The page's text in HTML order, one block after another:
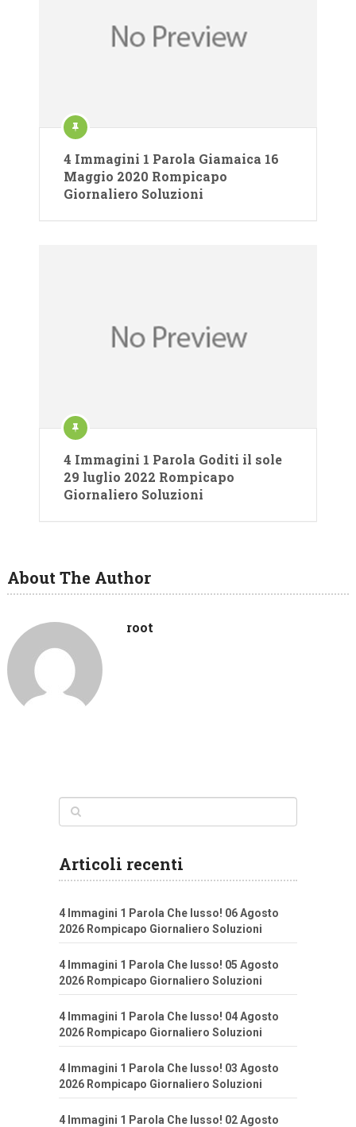
4 Immagini 1 Parola Giamaica 16
Maggio 2020 Rompicapo
Giornaliero Soluzioni
4 Immagini 1 Parola Goditi il ​​sole
29 luglio 2022 Rompicapo
Giornaliero Soluzioni
About The Author
root
Articoli recenti
4 Immagini 1 Parola Che lusso! 06 Agosto
2026 Rompicapo Giornaliero Soluzioni
4 Immagini 1 Parola Che lusso! 05 Agosto
2026 Rompicapo Giornaliero Soluzioni
4 Immagini 1 Parola Che lusso! 04 Agosto
2026 Rompicapo Giornaliero Soluzioni
4 Immagini 1 Parola Che lusso! 03 Agosto
2026 Rompicapo Giornaliero Soluzioni
4 Immagini 1 Parola Che lusso! 02 Agosto